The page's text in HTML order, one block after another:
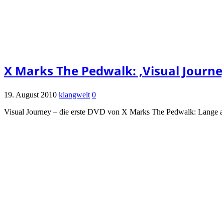
X Marks The Pedwalk: ‚Visual
19. August 2010 klangwelt 0
Visual Journey – die erste DVD von X Marks The Pedwalk: Lange